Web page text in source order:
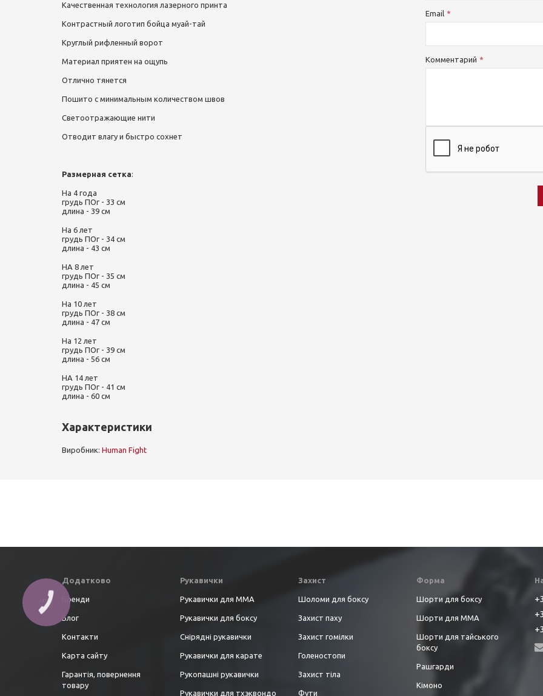
Качественная технология лазерного принта
Контрастный логотип бойца муай-тай
Круглый рифленный ворот
Материал приятен на ощупь
Отлично тянется
Пошито с минимальным количеством швов
Светоотражающие нити
Отводит влагу и быстро сохнет
Размерная сетка:
На 4 года
грудь ПОг - 33 см
длина - 39 см
На 6 лет
грудь ПОг - 34 см
длина - 43 см
НА 8 лет
грудь ПОг - 35 см
длина - 45 см
На 10 лет
грудь ПОг - 38 см
длина - 47 см
На 12 лет
грудь ПОг - 39 см
длина - 56 см
НА 14 лет
грудь ПОг - 41 см
длина - 60 см
Характеристики
Виробник: Human Fight
Email
Комментарий
Додатково
Бренди
Блог
Контакти
Карта сайту
Гарантія, повернення
товару
Рукавички
Рукавички для ММА
Рукавички для боксу
Снірядні рукавички
Рукавички для карате
Рукопашні рукавички
Рукавички для тхэквондо
Захист
Шоломи для боксу
Захист паху
Захист гомілки
Голеностопи
Захист тіла
Фути
Форма
Шорти для боксу
Шорти для ММА
Шорти для тайського
боксу
Рашгарди
Кімоно